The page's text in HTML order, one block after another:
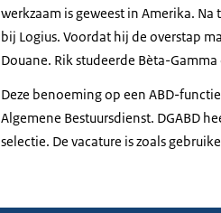
werkzaam is geweest in Amerika.
bij Logius. Voordat hij de overstap
Douane. Rik studeerde Bèta-
Deze benoeming op een ABD-
Algemene Bestuursdienst. DGABD
selectie. De vacature is zoals